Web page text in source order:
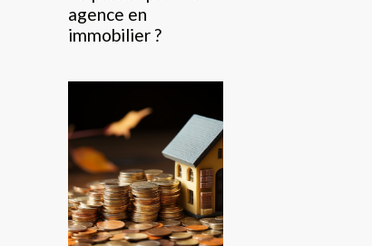
agence en
immobilier ?